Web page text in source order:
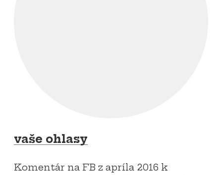
vaše ohlasy
Komentár na FB z apríla 2016 k